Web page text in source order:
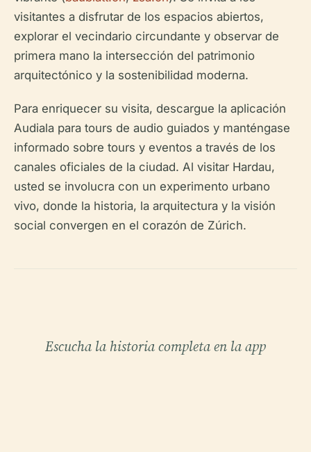
visitantes a disfrutar de los espacios abiertos,
explorar el vecindario circundante y observar de
primera mano la intersección del patrimonio
arquitectónico y la sostenibilidad moderna.
Para enriquecer su visita, descargue la aplicación
Audiala para tours de audio guiados y manténgase
informado sobre tours y eventos a través de los
canales oficiales de la ciudad. Al visitar Hardau,
usted se involucra con un experimento urbano
vivo, donde la historia, la arquitectura y la visión
social convergen en el corazón de Zúrich.
Escucha la historia completa en la app